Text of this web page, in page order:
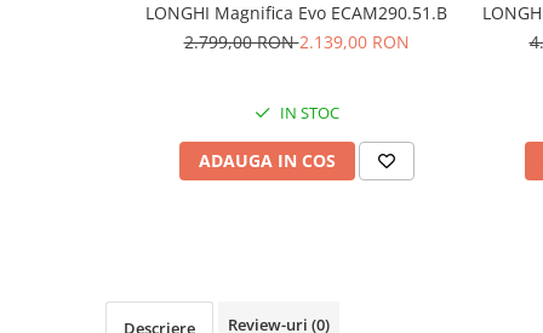
LONGHI Magnifica Evo ECAM290.51.B
2.799,00 RON2.139,00 RON
IN STOC
ADAUGA IN COS
Descriere Review-uri (0)